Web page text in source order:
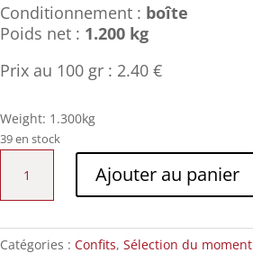
Conditionnement : boîte
Poids net : 1.200 kg
Prix au 100 gr : 2.40 €
Weight: 1.300kg
39 en stock
2
Ajouter au panier
Catégories : Confits, Sélection du moment